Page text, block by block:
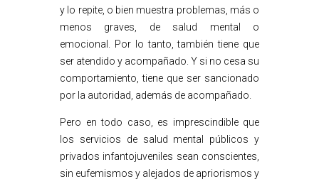
y lo repite, o bien muestra problemas, más o
menos graves, de salud mental o
emocional. Por lo tanto, también tiene que
ser atendido y acompañado. Y si no cesa su
comportamiento, tiene que ser sancionado
por la autoridad, además de acompañado.
Pero en todo caso, es imprescindible que
los servicios de salud mental públicos y
privados infantojuveniles sean conscientes,
sin eufemismos y alejados de apriorismos y